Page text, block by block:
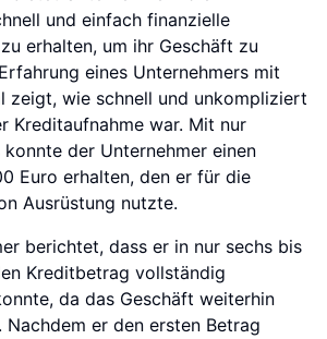
und einfach finanzielle
erhalten, um ihr Geschäft zu
eines Unternehmers mit
zeigt, wie schnell und unkompliziert
Kreditaufnahme war. Mit nur
der Unternehmer einen
Euro erhalten, den er für die
Ausrüstung nutzte.
berichtet, dass er in nur sechs bis
Kreditbetrag vollständig
da das Geschäft weiterhin
er den ersten Betrag